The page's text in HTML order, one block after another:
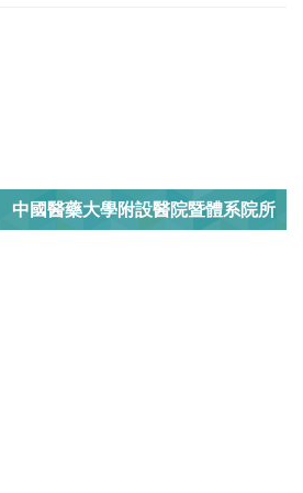
中國醫藥大學附設醫院暨體系院所